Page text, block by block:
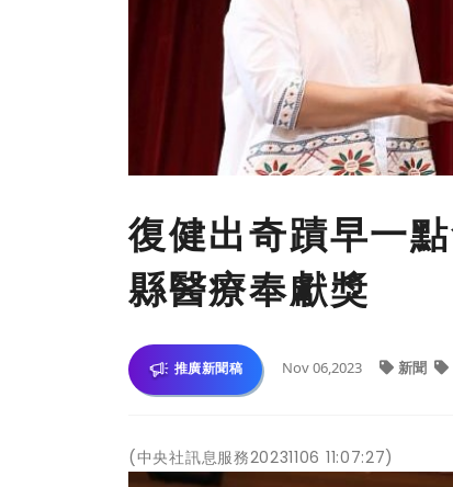
復健出奇蹟早一
縣醫療奉獻獎
推廣新聞稿 Nov 06,2023 新聞
(中央社訊息服務20231106 11:07:27)